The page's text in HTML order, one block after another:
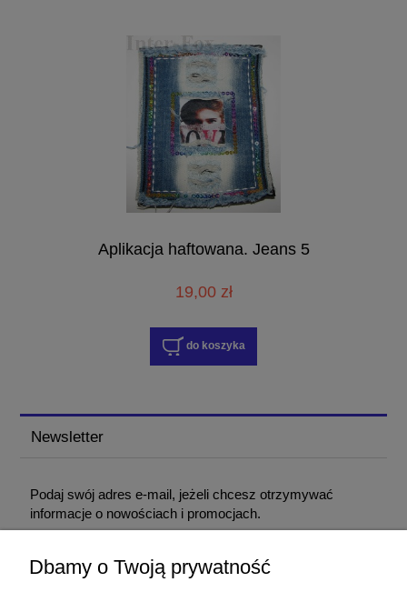
Aplikacja haftowana. Jeans 5
19,00 zł
do koszyka
Newsletter
Podaj swój adres e-mail, jeżeli chcesz otrzymywać
informacje o nowościach i promocjach.
Podając adres e-mail, wyrażasz zgodę na otrzymywanie informacji handlowej
Dbamy o Twoją prywatność